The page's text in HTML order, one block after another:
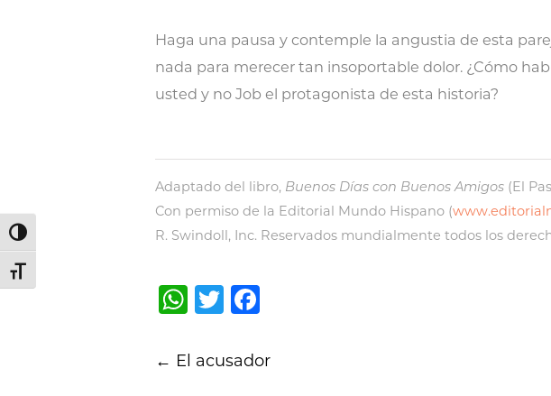
Alternar alto contraste
Alternar tamaño de letra
Haga una pausa y contemple la angustia de esta
nada para merecer tan insoportable dolor. ¿Cómo
usted y no Job el protagonista de esta historia?
Adaptado del libro, Buenos Días con Buenos Amigos (El
Con permiso de la Editorial Mundo Hispano (
R. Swindoll, Inc. Reservados mundialmente todos los
WhatsApp
Twitter
navigation
← El acusador